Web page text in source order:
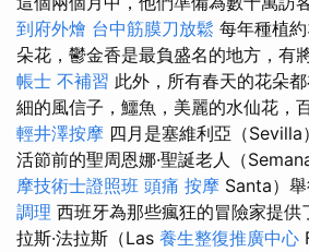
到府外燴 台中筋膜刀放鬆 每年種植
朵花，鬱金香是最負盛名的地方，有
帳士 不補習 此外，所有春天的花朵
細的風信子，鱷魚，美麗的水仙花，
輕井澤按摩 四月是塞維利亞（
活節前的聖周恩娜·聖誕老人（
摩技術士證照班 頭痛 按摩 Santa）
調理 西班牙為那些瘋狂的冒險家提供
拉斯·法拉斯（Las 養生整復推廣中心